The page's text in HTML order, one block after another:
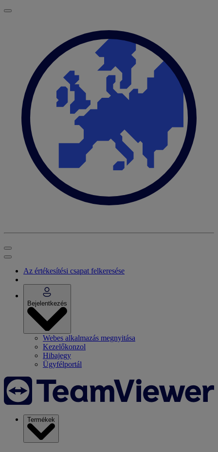
Az értékesítési csapat felkeresése
Bejelentkezés
Webes alkalmazás megnyitása
Kezelőkonzol
Hibajegy
Ügyfélportál
Termékek